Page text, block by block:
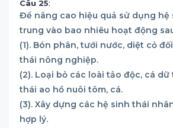
Câu 25:
Để nâng cao hiệu quả sử dụng hệ
trung vào bao nhiêu hoạt động
(1). Bón phân, tưới nước, diệt cỏ
thái nông nghiệp.
(2). Loại bỏ các loài tảo độc, cá
thái ao hồ nuôi tôm, cá.
(3). Xây dựng các hệ sinh thái
hợp lý.